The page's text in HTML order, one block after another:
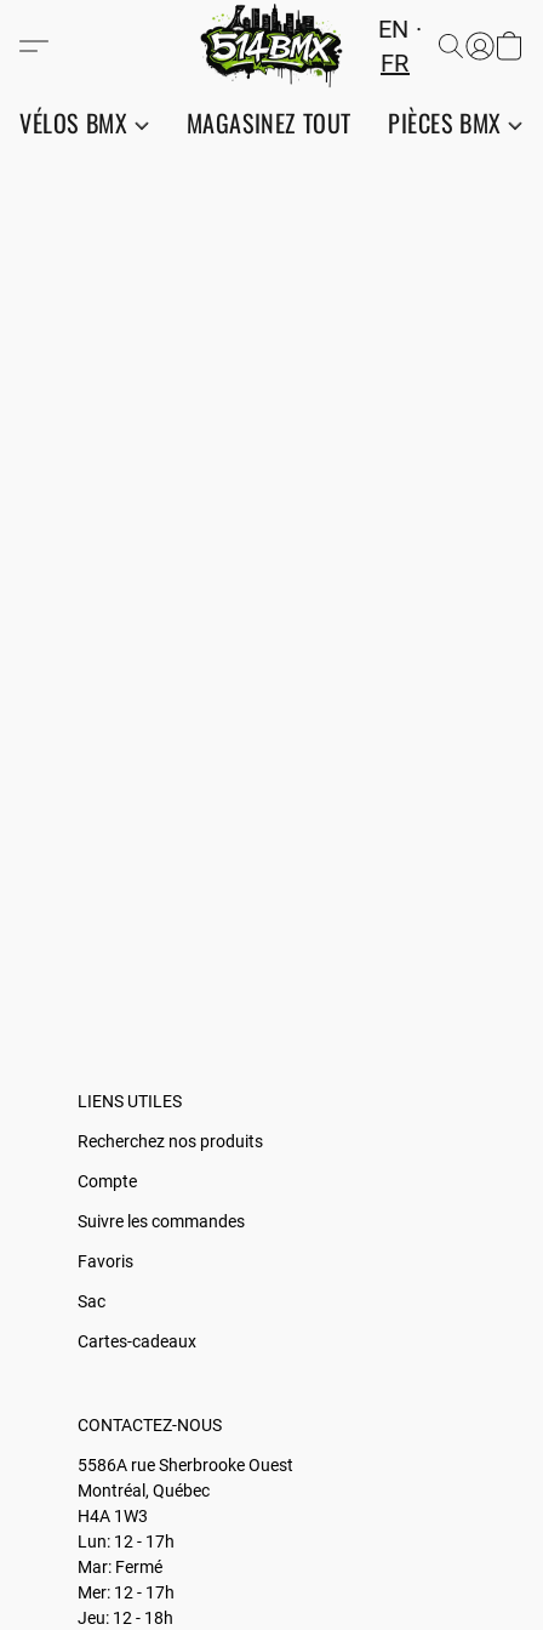
EN
FR
VÉLOS BMX MAGASINEZ TOUT PIÈCES BMX
LIENS UTILES
Recherchez nos produits
Compte
Suivre les commandes
Favoris
Sac
Cartes-cadeaux
CONTACTEZ-NOUS
5586A rue Sherbrooke Ouest
Montréal, Québec
H4A 1W3
Lun: 12 - 17h
Mar: Fermé
Mer: 12 - 17h
Jeu: 12 - 18h